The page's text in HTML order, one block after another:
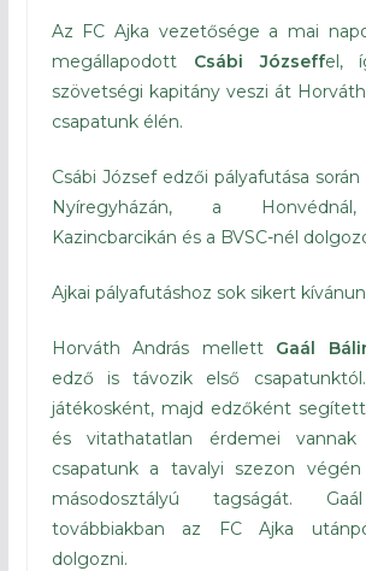
Az FC Ajka vezetősége a mai
megállapodott Csábi Józseffel,
szövetségi kapitány veszi át
csapatunk élén.
Csábi József edzői pályafutása
Nyíregyházán, a
Kazincbarcikán és a BVSC-nél
Ajkai pályafutáshoz sok sikert
Horváth András mellett Gaál
edző is távozik első
játékosként, majd edzőként
és vitathatatlan érdemei
csapatunk a tavalyi szezon
másodosztályú tagságát.
továbbiakban az FC Ajka
dolgozni.